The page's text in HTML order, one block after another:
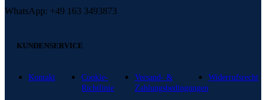
WhatsApp: +49 163 3493873
KUNDENSERVICE
Kontakt
Cookie-
Richtlinie
Versand- &
Zahlungsbedingungen
Widerrufsrecht